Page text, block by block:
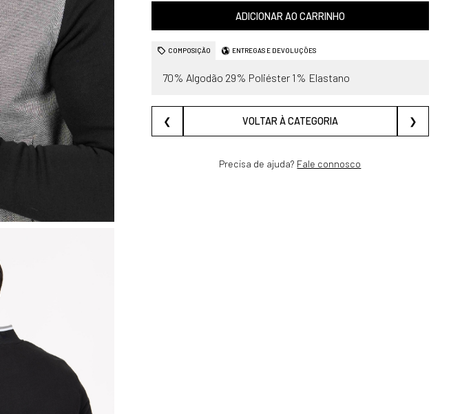
ADICIONAR AO CARRINHO
COMPOSIÇÃO ENTREGAS E DEVOLUÇÕES
70% Algodão 29% Poliéster 1% Elastano
❮ VOLTAR À CATEGORIA ❯
Precisa de ajuda? Fale connosco